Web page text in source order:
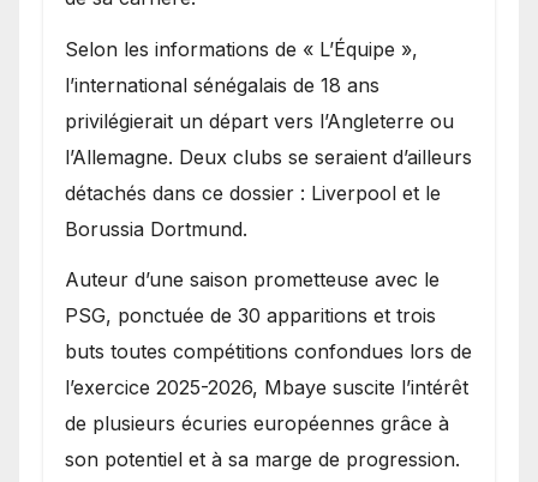
Selon les informations de « L’Équipe »,
l’international sénégalais de 18 ans
privilégierait un départ vers l’Angleterre ou
l’Allemagne. Deux clubs se seraient d’ailleurs
détachés dans ce dossier : Liverpool et le
Borussia Dortmund.
Auteur d’une saison prometteuse avec le
PSG, ponctuée de 30 apparitions et trois
buts toutes compétitions confondues lors de
l’exercice 2025-2026, Mbaye suscite l’intérêt
de plusieurs écuries européennes grâce à
son potentiel et à sa marge de progression.